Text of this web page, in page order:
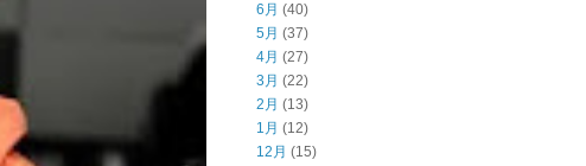
6月 (40)
5月 (37)
4月 (27)
3月 (22)
2月 (13)
1月 (12)
12月 (15)